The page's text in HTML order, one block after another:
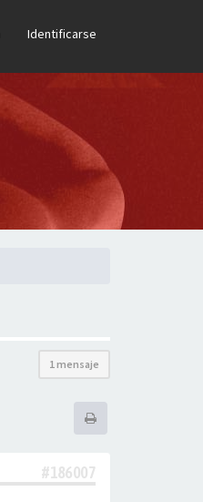
Identificarse
1 mensaje
#186007